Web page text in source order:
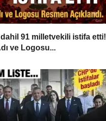
91 milletvekili istifa etti!
ve Logosu...